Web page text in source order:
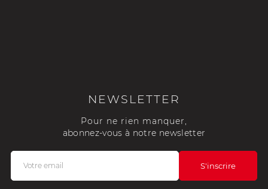
NEWSLETTER
Pour ne rien manquer,
abonnez-vous à notre newsletter